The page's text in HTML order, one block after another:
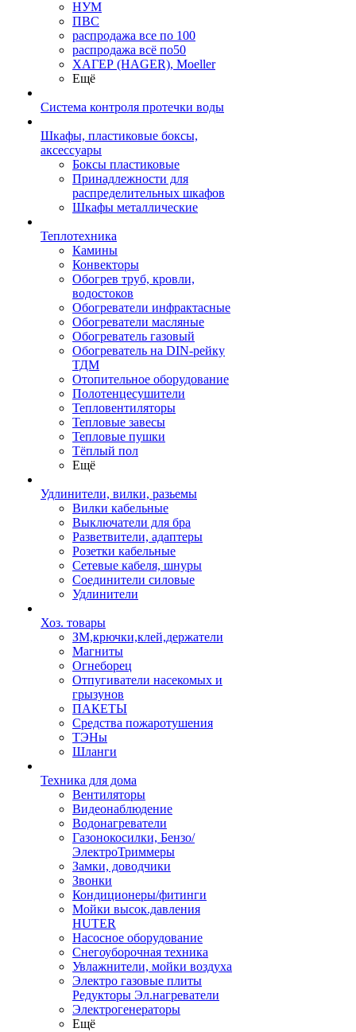
НУМ
ПВС
распродажа все по 100
распродажа всё по50
ХАГЕР (HAGER), Moeller
Ещё
Система контроля протечки воды
Шкафы, пластиковые боксы,
аксессуары
Боксы пластиковые
Принадлежности для
распределительных шкафов
Шкафы металлические
Теплотехника
Камины
Конвекторы
Обогрев труб, кровли,
водостоков
Обогреватели инфрактасные
Обогреватели масляные
Обогреватель газовый
Обогреватель на DIN-рейку
ТДМ
Отопительное оборудование
Полотенцесушители
Тепловентиляторы
Тепловые завесы
Тепловые пушки
Тёплый пол
Ещё
Удлинители, вилки, разьемы
Вилки кабельные
Выключатели для бра
Разветвители, адаптеры
Розетки кабельные
Сетевые кабеля, шнуры
Соединители силовые
Удлинители
Хоз. товары
ЗМ,крючки,клей,держатели
Магниты
Огнеборец
Отпугиватели насекомых и
грызунов
ПАКЕТЫ
Средства пожаротушения
ТЭНы
Шланги
Техника для дома
Вентиляторы
Видеонаблюдение
Водонагреватели
Газонокосилки, Бензо/
ЭлектроТриммеры
Замки, доводчики
Звонки
Кондиционеры/фитинги
Мойки высок.давления
HUTER
Насосное оборудование
Снегоуборочная техника
Увлажнители, мойки воздуха
Электро газовые плиты
Редукторы Эл.нагреватели
Электрогенераторы
Ещё